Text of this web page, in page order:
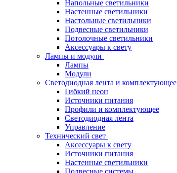
Напольные светильники
Настенные светильники
Настольные светильники
Подвесные светильники
Потолочные светильники
Аксессуары к свету
Лампы и модули
Лампы
Модули
Светодиодная лента и комплектующее
Гибкий неон
Источники питания
Профили и комплектующее
Светодиодная лента
Управление
Технический свет
Аксессуары к свету
Источники питания
Настенные светильники
Подвесные системы